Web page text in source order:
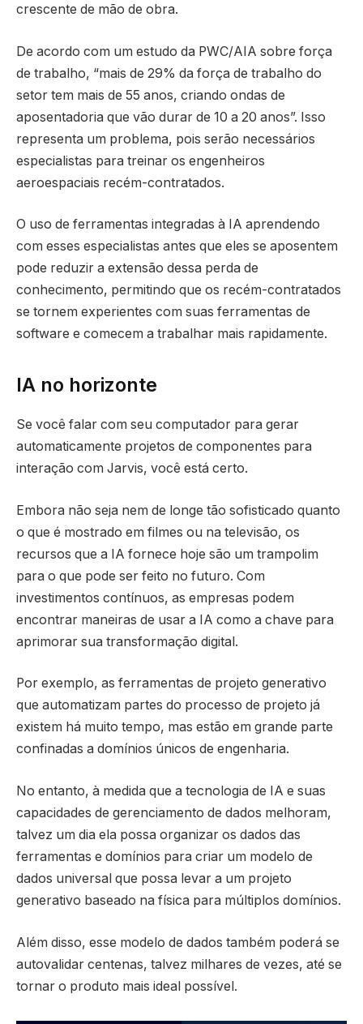
crescente de mão de obra.
De acordo com um estudo da PWC/AIA sobre força
de trabalho, “mais de 29% da força de trabalho do
setor tem mais de 55 anos, criando ondas de
aposentadoria que vão durar de 10 a 20 anos”. Isso
representa um problema, pois serão necessários
especialistas para treinar os engenheiros
aeroespaciais recém-contratados.
O uso de ferramentas integradas à IA aprendendo
com esses especialistas antes que eles se aposentem
pode reduzir a extensão dessa perda de
conhecimento, permitindo que os recém-contratados
se tornem experientes com suas ferramentas de
software e comecem a trabalhar mais rapidamente.
IA no horizonte
Se você falar com seu computador para gerar
automaticamente projetos de componentes para
interação com Jarvis, você está certo.
Embora não seja nem de longe tão sofisticado quanto
o que é mostrado em filmes ou na televisão, os
recursos que a IA fornece hoje são um trampolim
para o que pode ser feito no futuro. Com
investimentos contínuos, as empresas podem
encontrar maneiras de usar a IA como a chave para
aprimorar sua transformação digital.
Por exemplo, as ferramentas de projeto generativo
que automatizam partes do processo de projeto já
existem há muito tempo, mas estão em grande parte
confinadas a domínios únicos de engenharia.
No entanto, à medida que a tecnologia de IA e suas
capacidades de gerenciamento de dados melhoram,
talvez um dia ela possa organizar os dados das
ferramentas e domínios para criar um modelo de
dados universal que possa levar a um projeto
generativo baseado na física para múltiplos domínios.
Além disso, esse modelo de dados também poderá se
autovalidar centenas, talvez milhares de vezes, até se
tornar o produto mais ideal possível.